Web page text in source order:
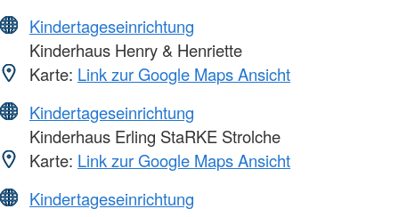
Kindertageseinrichtung
Kinderhaus Henry & Henriette
Karte: Link zur Google Maps Ansicht
Kindertageseinrichtung
Kinderhaus Erling StaRKE Strolche
Karte: Link zur Google Maps Ansicht
Kindertageseinrichtung